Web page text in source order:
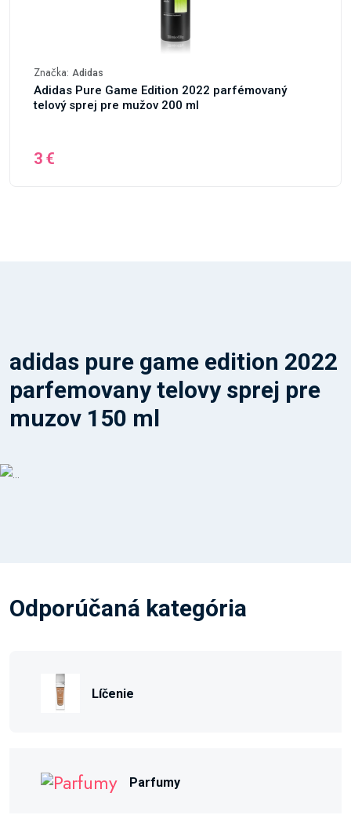
Značka: Adidas
Adidas Pure Game Edition 2022 parfémovaný
telový sprej pre mužov 200 ml
3 €
adidas pure game edition 2022
parfemovany telovy sprej pre
muzov 150 ml
Odporúčaná kategória
Líčenie
Parfumy